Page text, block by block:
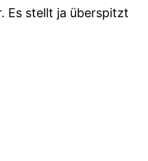
Es stellt ja überspitzt